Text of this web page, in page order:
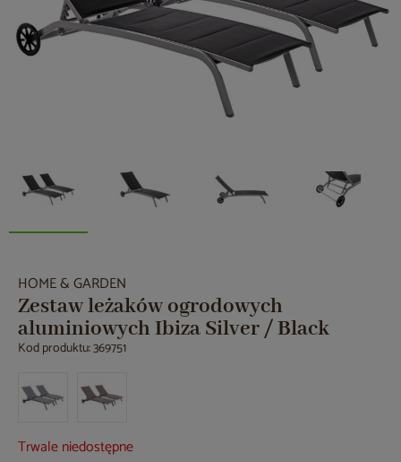
HOME & GARDEN
Zestaw leżaków ogrodowych
aluminiowych Ibiza Silver / Black
Kod produktu: 369751
Trwale niedostępne